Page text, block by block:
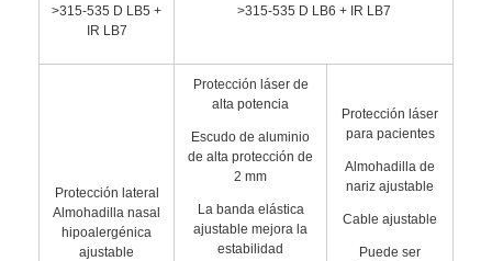
>315-535 D LB5 +
IR LB7
>315-535 D LB6 + IR LB7
Protección lateral
Almohadilla nasal
hipoalergénica
ajustable
Protección láser de
alta potencia
Escudo de aluminio
de alta protección de
2 mm
La banda elástica
ajustable mejora la
estabilidad
Protección láser
para pacientes
Almohadilla de
nariz ajustable
Cable ajustable
Puede ser